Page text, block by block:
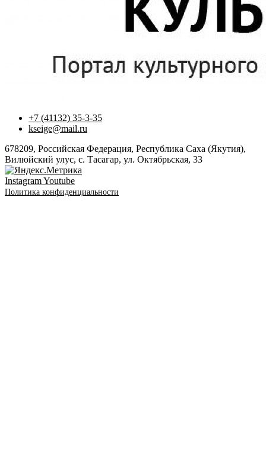
+7 (41132) 35-3-35
kseige@mail.ru
678209, Российская Федерация, Республика Саха (Якутия),
Вилюйский улус, с. Тасагар, ул. Октябрьская, 33
InstagramYoutube
Политика конфиденциальности